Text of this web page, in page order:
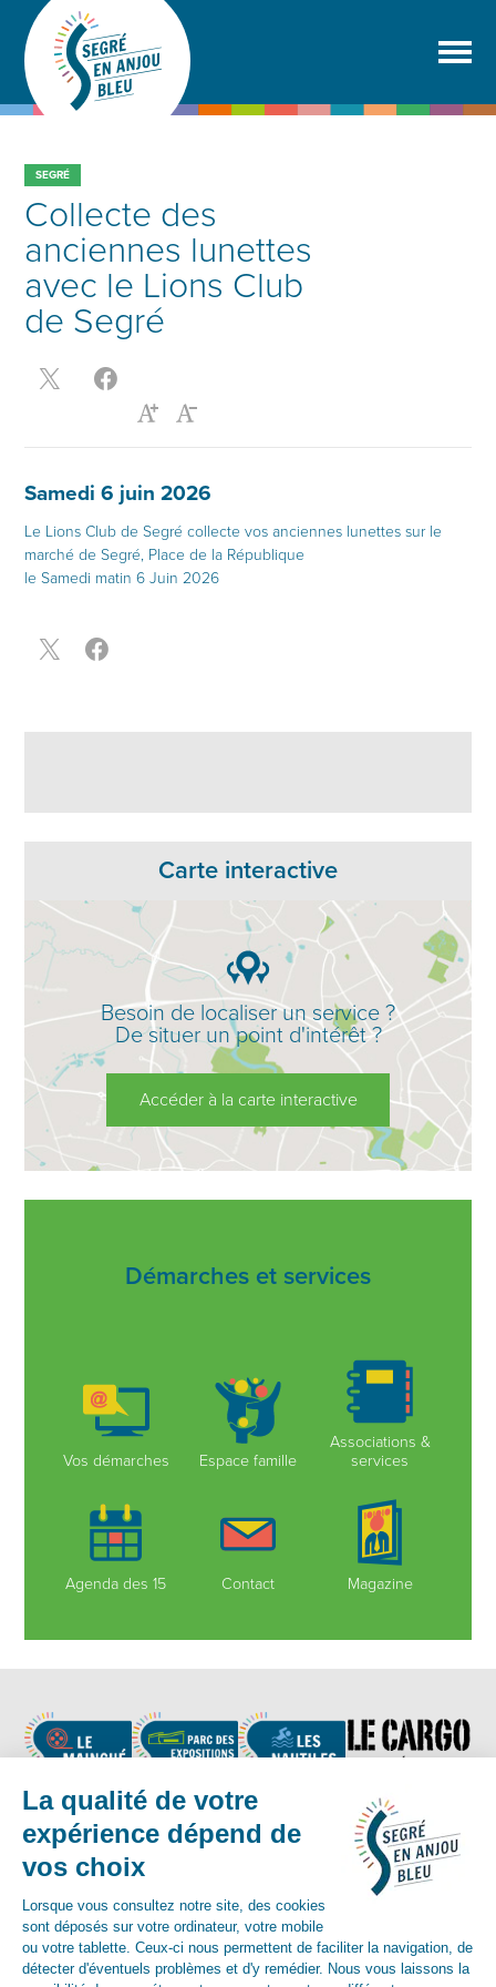
SEGRÉ
Collecte des
anciennes lunettes
avec le Lions Club
de Segré
Samedi 6 juin 2026
Le Lions Club de Segré collecte vos anciennes lunettes sur le
marché de Segré, Place de la République
le Samedi matin 6 Juin 2026
Carte interactive
Besoin de localiser un service ?
De situer un point d'intérêt ?
Accéder à la carte interactive
Démarches et services
Vos démarches Espace famille
Associations &
services
Agenda des 15 Contact Magazine
Contact :
02 41 92 17 83
-
contact@segreenanjoubleu.fr
English Allemandespagnol